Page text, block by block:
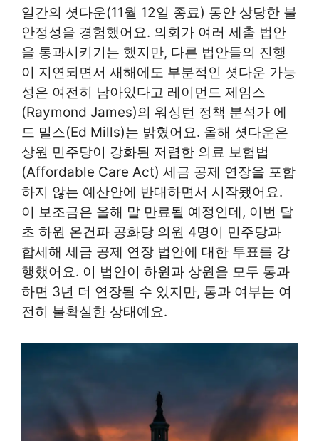
일간의 셧다운(11월 12일 종료) 동안 상당한 불
안정성을 경험했어요. 의회가 여러 세출 법안
을 통과시키기는 했지만, 다른 법안들의 진행
이 지연되면서 새해에도 부분적인 셧다운 가능
성은 여전히 남아있다고 레이먼드 제임스
(Raymond James)의 워싱턴 정책 분석가 에
드 밀스(Ed Mills)는 밝혔어요. 올해 셧다운은
상원 민주당이 강화된 저렴한 의료 보험법
(Affordable Care Act) 세금 공제 연장을 포함
하지 않는 예산안에 반대하면서 시작됐어요.
이 보조금은 올해 말 만료될 예정인데, 이번 달
초 하원 온건파 공화당 의원 4명이 민주당과
합세해 세금 공제 연장 법안에 대한 투표를 강
행했어요. 이 법안이 하원과 상원을 모두 통과
하면 3년 더 연장될 수 있지만, 통과 여부는 여
전히 불확실한 상태예요.